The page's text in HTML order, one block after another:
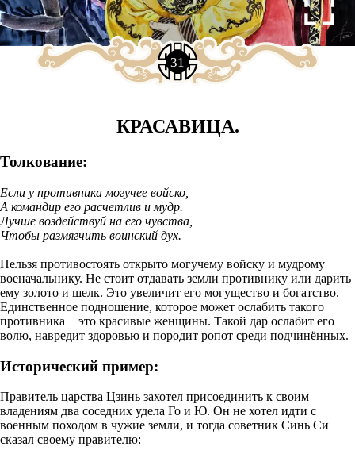
31
КРАСАВИЦА.
Толкование:
Если у противника могучее войско,
А командир его расчетлив и мудр.
Лучше воздействуй на его чувства,
Чтобы размягчить воинский дух.
Нельзя противостоять открыто могучему войску и мудрому
военачальнику. Не стоит отдавать земли противнику или дарить
ему золото и шелк. Это увеличит его могущество и богатство.
Единственное подношение, которое может ослабить такого
противника − это красивые женщины. Такой дар ослабит его
волю, навредит здоровью и породит ропот среди подчинённых.
Исторический пример:
Правитель царства Цзинь захотел присоединить к своим
владениям два соседних удела Го и Ю. Он не хотел идти с
военным походом в чужие земли, и тогда советник Синь Си
сказал своему правителю: